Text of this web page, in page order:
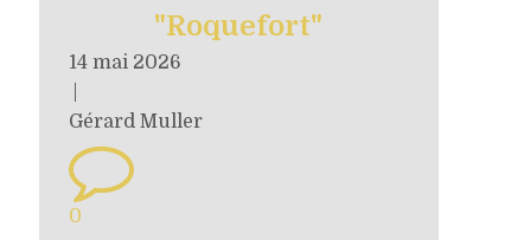
"Roquefort"
14 mai 2026
Gérard Muller
0